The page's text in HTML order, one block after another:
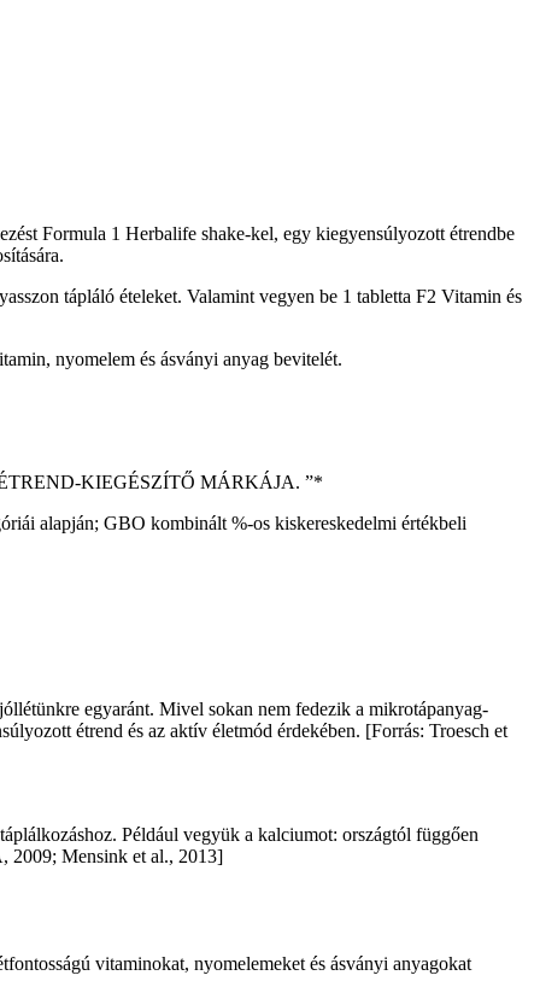
Formula 1 Herbalife shake-kel, egy kiegyensúlyozott étrendbe
tápláló ételeket. Valamint vegyen be 1 tabletta F2 Vitamin és
nyomelem és ásványi anyag bevitelét.
KIEGÉSZÍTŐ MÁRKÁJA. ”­­*
alapján; GBO kombinált %-os kiskereskedelmi értékbeli
egyaránt. Mivel sokan nem fedezik a mikrotápanyag-
étrend és az aktív életmód érdekében. [Forrás: Troesch et
Például vegyük a kalciumot: országtól függően
2009; Mensink et al., 2013]
vitaminokat, nyomelemeket és ásványi anyagokat